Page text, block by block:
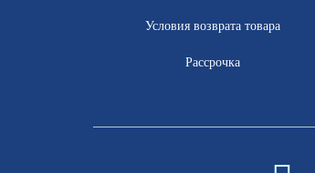
Условия возврата товара
Рассрочка